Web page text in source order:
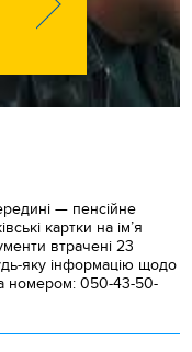
— пенсійне
картки на ім’я
втрачені 23
яку інформацію щодо
номером: 050-43-50-